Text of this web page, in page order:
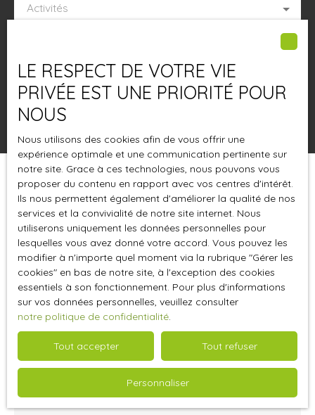
Estimation
Activités
Budget max (€)
Pertinence
Trier par Créer une alerte
Vendu
LE RESPECT DE VOTRE VIE
PRIVÉE EST UNE PRIORITÉ POUR
NOUS
Nous utilisons des cookies afin de vous offrir une
expérience optimale et une communication pertinente sur
notre site. Grace à ces technologies, nous pouvons vous
proposer du contenu en rapport avec vos centres d'intérêt.
Ils nous permettent également d'améliorer la qualité de nos
services et la convivialité de notre site internet. Nous
utiliserons uniquement les données personnelles pour
lesquelles vous avez donné votre accord. Vous pouvez les
modifier à n'importe quel moment via la rubrique ″Gérer les
cookies″ en bas de notre site, à l'exception des cookies
essentiels à son fonctionnement. Pour plus d'informations
sur vos données personnelles, veuillez consulter
notre politique de confidentialité.
Tout accepter Tout refuser
Personnaliser